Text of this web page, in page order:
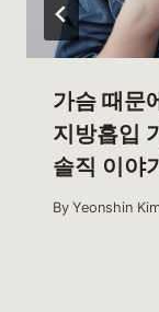
가슴 때문
지방흡입
솔직 이야
By Yeonshin